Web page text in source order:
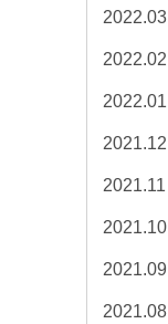
2022.03
2022.02
2022.01
2021.12
2021.11
2021.10
2021.09
2021.08